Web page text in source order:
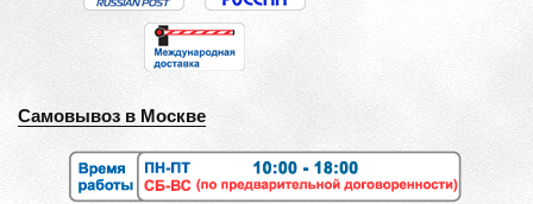
Самовывоз в Москве